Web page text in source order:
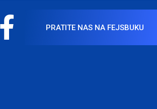
PRATITE NAS NA FEJSBUKU